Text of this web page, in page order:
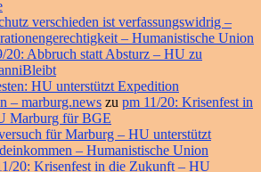
verschieden ist verfassungswidrig –
– Humanistische Union
20: Abbruch statt Absturz – HU zu
HU unterstützt Expedition
– marburg.news zu pm 11/20: Krisenfest in
Marburg für BGE
für Marburg – HU unterstützt
– Humanistische Union
20: Krisenfest in die Zukunft – HU